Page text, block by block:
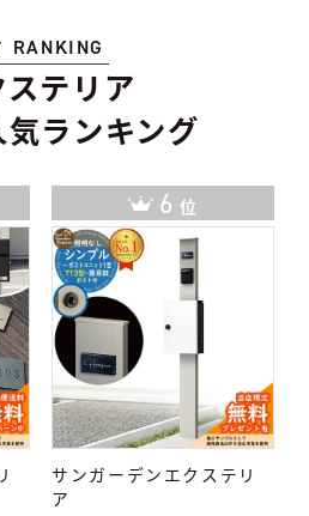
ステリア
ランキング
RANKING
7 位
サンガーデンエクステリ
ア